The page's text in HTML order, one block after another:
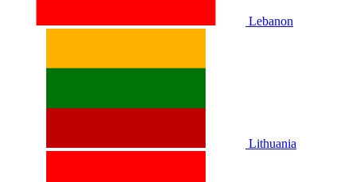
Lebanon
Lithuania